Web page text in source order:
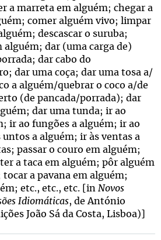
a marreta em alguém; chegar a
comer alguém vivo; limpar
descascar o suruba;
alguém; dar (uma carga de)
dar cabo do
dar uma coça; dar uma tosa a/
a alguém/quebrar o coco a/de
(de pancada/porrada); dar
dar uma tunda; ir ao
ir ao fungões a alguém; ir ao
a alguém; ir às ventas a
passar o couro em alguém;
a taca em alguém; pôr alguém
a pavana em alguém;
etc., etc., etc. [in Novos
Idiomáticas, de António
João Sá da Costa, Lisboa)]